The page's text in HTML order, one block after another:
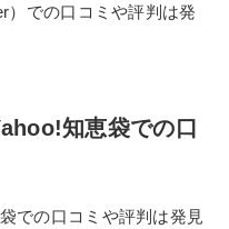
）での口コミや評判は発
知恵袋での口
での口コミや評判は発見